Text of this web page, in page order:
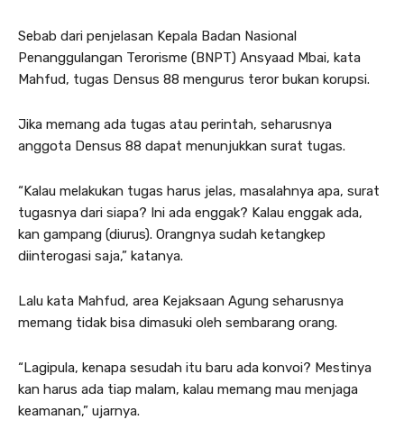
Sebab dari penjelasan Kepala Badan Nasional
Penanggulangan Terorisme (BNPT) Ansyaad Mbai, kata
Mahfud, tugas Densus 88 mengurus teror bukan korupsi.
Jika memang ada tugas atau perintah, seharusnya
anggota Densus 88 dapat menunjukkan surat tugas.
“Kalau melakukan tugas harus jelas, masalahnya apa, surat
tugasnya dari siapa? Ini ada enggak? Kalau enggak ada,
kan gampang (diurus). Orangnya sudah ketangkep
diinterogasi saja,” katanya.
Lalu kata Mahfud, area Kejaksaan Agung seharusnya
memang tidak bisa dimasuki oleh sembarang orang.
“Lagipula, kenapa sesudah itu baru ada konvoi? Mestinya
kan harus ada tiap malam, kalau memang mau menjaga
keamanan,” ujarnya.